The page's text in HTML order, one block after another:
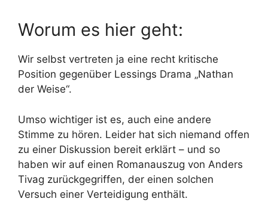
Worum es hier geht:
Wir selbst vertreten ja eine recht kritische
Position gegenüber Lessings Drama „Nathan
der Weise“.
Umso wichtiger ist es, auch eine andere
Stimme zu hören. Leider hat sich niemand offen
zu einer Diskussion bereit erklärt – und so
haben wir auf einen Romanauszug von Anders
Tivag zurückgegriffen, der einen solchen
Versuch einer Verteidigung enthält.